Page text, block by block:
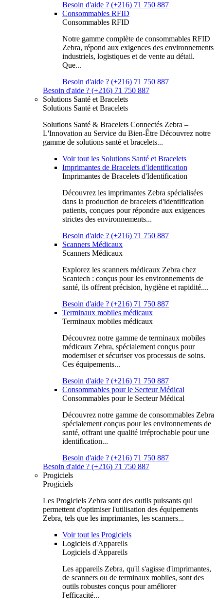
Besoin d'aide ? (+216) 71 750 887
Consommables RFID
Consommables RFID
Notre gamme complète de consommables RFID
Zebra, répond aux exigences des environnements
industriels, logistiques et de vente au détail.
Que...
Besoin d'aide ? (+216) 71 750 887
Besoin d'aide ? (+216) 71 750 887
Solutions Santé et Bracelets
Solutions Santé et Bracelets
Solutions Santé & Bracelets Connectés Zebra –
L'Innovation au Service du Bien-Être Découvrez notre
gamme de solutions santé et bracelets...
Voir tout les Solutions Santé et Bracelets
Imprimantes de Bracelets d'Identification
Imprimantes de Bracelets d'Identification
Découvrez les imprimantes Zebra spécialisées
dans la production de bracelets d'identification
patients, conçues pour répondre aux exigences
strictes des environnements...
Besoin d'aide ? (+216) 71 750 887
Scanners Médicaux
Scanners Médicaux
Explorez les scanners médicaux Zebra chez
Scantech : conçus pour les environnements de
santé, ils offrent précision, hygiène et rapidité....
Besoin d'aide ? (+216) 71 750 887
Terminaux mobiles médicaux
Terminaux mobiles médicaux
Découvrez notre gamme de terminaux mobiles
médicaux Zebra, spécialement conçus pour
moderniser et sécuriser vos processus de soins.
Ces équipements...
Besoin d'aide ? (+216) 71 750 887
Consommables pour le Secteur Médical
Consommables pour le Secteur Médical
Découvrez notre gamme de consommables Zebra
spécialement conçus pour les environnements de
santé, offrant une qualité irréprochable pour une
identification...
Besoin d'aide ? (+216) 71 750 887
Besoin d'aide ? (+216) 71 750 887
Progiciels
Progiciels
Les Progiciels Zebra sont des outils puissants qui
permettent d'optimiser l'utilisation des équipements
Zebra, tels que les imprimantes, les scanners...
Voir tout les Progiciels
Logiciels d'Appareils
Logiciels d'Appareils
Les appareils Zebra, qu'il s'agisse d'imprimantes,
de scanners ou de terminaux mobiles, sont des
outils robustes conçus pour améliorer
l'efficacité...